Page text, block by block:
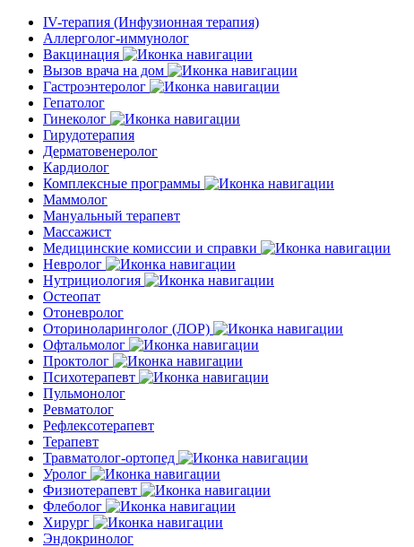
IV-терапия (Инфузионная терапия)
Аллерголог-иммунолог
Вакцинация
Вызов врача на дом
Гастроэнтеролог
Гепатолог
Гинеколог
Гирудотерапия
Дерматовенеролог
Кардиолог
Комплексные программы
Маммолог
Мануальный терапевт
Массажист
Медицинские комиссии и справки
Невролог
Нутрициология
Остеопат
Отоневролог
Оториноларинголог (ЛОР)
Офтальмолог
Проктолог
Психотерапевт
Пульмонолог
Ревматолог
Рефлексотерапевт
Терапевт
Травматолог-ортопед
Уролог
Физиотерапевт
Флеболог
Хирург
Эндокринолог